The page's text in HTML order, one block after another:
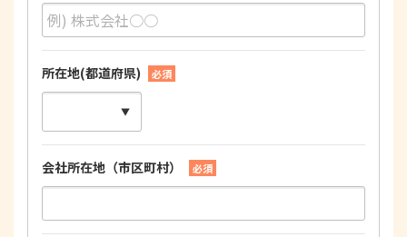
所在地(都道府県) 必須
会社所在地（市区町村） 必須